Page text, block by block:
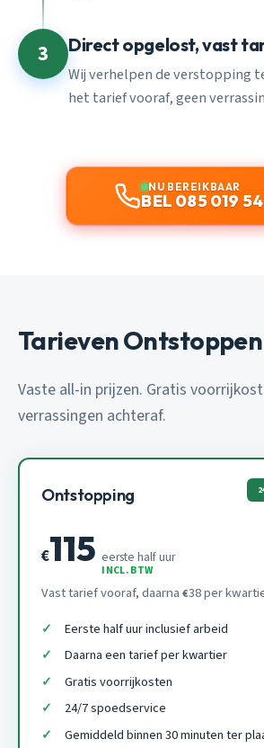
3 Direct opgelost, vast
Wij verhelpen de verstopping
het tarief vooraf, geen
NU BEREIKBAAR
BEL 085 019
Tarieven
Vaste all-in prijzen. Gratis
verrassingen achteraf.
Ontstopping
€115 eerste half uur
INCL. BTW
Vast tarief vooraf, daarna €38 per
Eerste half uur inclusief arbeid
Daarna een tarief per kwartier
Gratis voorrijkosten
24/7 spoedservice
Gemiddeld binnen 30 minuten ter